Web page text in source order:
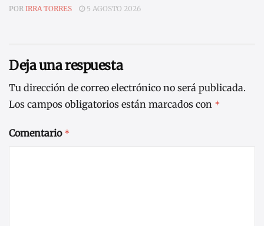
POR IRRA TORRES 5 AGOSTO 2026
Deja una respuesta
Tu dirección de correo electrónico no será publicada.
Los campos obligatorios están marcados con *
Comentario *